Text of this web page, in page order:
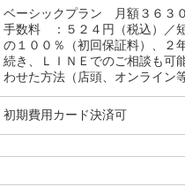
ベーシックプラン 月額３６３
手数料 ：５２４円（税込）／
の１００％（初回保証料）、２
続き、ＬＩＮＥでのご相談も可
わせた方法（店頭、オンライン
初期費用カード決済可